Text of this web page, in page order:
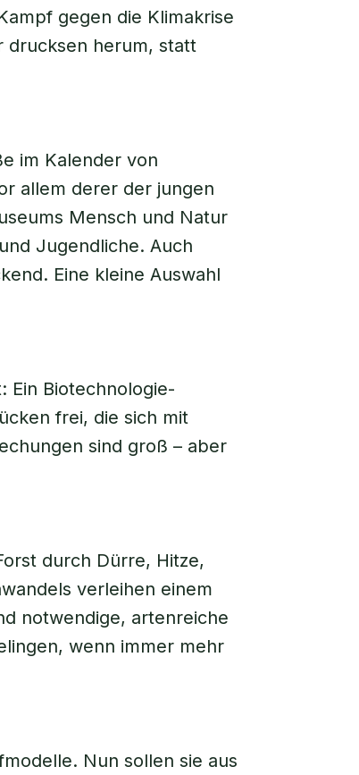
gegen die Klimakrise
drucksen herum, statt
im Kalender von
allem derer der jungen
Mensch und Natur
Jugendliche. Auch
Eine kleine Auswahl
Ein Biotechnologie-
frei, die sich mit
sind groß – aber
durch Dürre, Hitze,
verleihen einem
notwendige, artenreiche
wenn immer mehr
Nun sollen sie aus